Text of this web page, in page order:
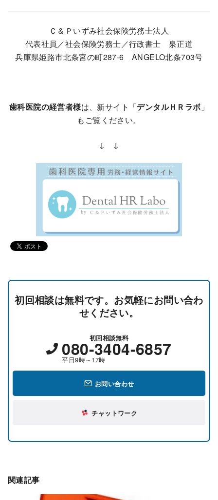
Ｃ＆Ｐいずみ社会保険労務士法人
代表社員／社会保険労務士／行政書士 泉正道
兵庫県姫路市北条宮の町287-6 ANGELO北条703号
歯科医院の経営者様は、新サイト「デンタルＨＲラボ 」
もご覧ください。
↓ ↓
初回相談は無料です。お気軽にお問い合わ
せください。
初回相談無料
080-3404-6857
平日9時～17時
お問い合わせ
チャットワーク
関連記事